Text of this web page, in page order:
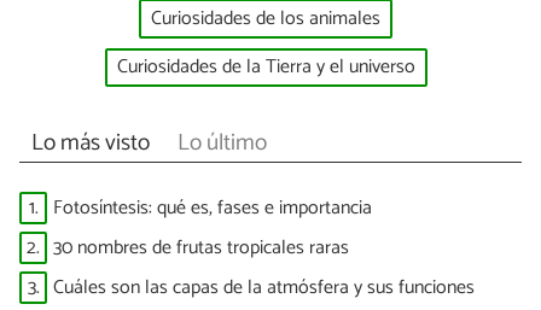
Curiosidades de los animales
Curiosidades de la Tierra y el universo
Lo más visto Lo último
1. Fotosíntesis: qué es, fases e importancia
2. 30 nombres de frutas tropicales raras
3. Cuáles son las capas de la atmósfera y sus funciones